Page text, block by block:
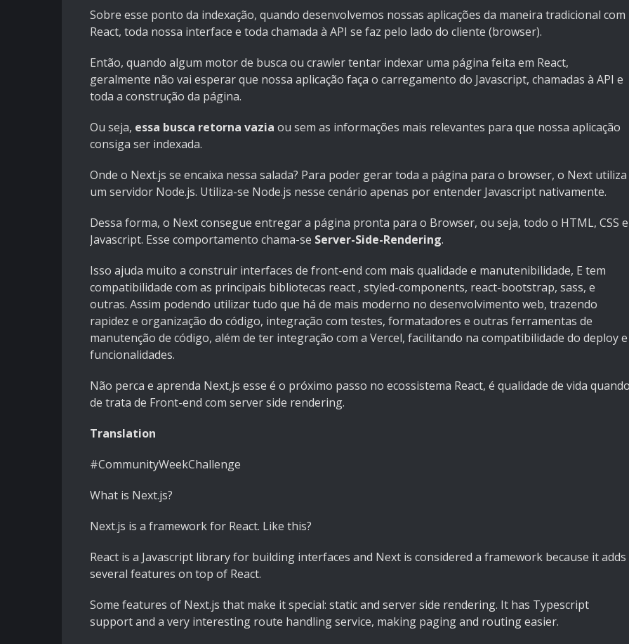
Sobre esse ponto da indexação, quando desenvolvemos nossas aplicações da maneira tradicional com
React, toda nossa interface e toda chamada à API se faz pelo lado do cliente (browser).
Então, quando algum motor de busca ou crawler tentar indexar uma página feita em React,
geralmente não vai esperar que nossa aplicação faça o carregamento do Javascript, chamadas à API e
toda a construção da página.
Ou seja, essa busca retorna vazia ou sem as informações mais relevantes para que nossa aplicação
consiga ser indexada.
Onde o Next.js se encaixa nessa salada? Para poder gerar toda a página para o browser, o Next utiliza
um servidor Node.js. Utiliza-se Node.js nesse cenário apenas por entender Javascript nativamente.
Dessa forma, o Next consegue entregar a página pronta para o Browser, ou seja, todo o HTML, CSS e
Javascript. Esse comportamento chama-se Server-Side-Rendering.
Isso ajuda muito a construir interfaces de front-end com mais qualidade e manutenibilidade, E tem
compatibilidade com as principais bibliotecas react , styled-components, react-bootstrap, sass, e
outras. Assim podendo utilizar tudo que há de mais moderno no desenvolvimento web, trazendo
rapidez e organização do código, integração com testes, formatadores e outras ferramentas de
manutenção de código, além de ter integração com a Vercel, facilitando na compatibilidade do deploy e
funcionalidades.
Não perca e aprenda Next,js esse é o próximo passo no ecossistema React, é qualidade de vida
de trata de Front-end com server side rendering.
Translation
#CommunityWeekChallenge
What is Next.js?
Next.js is a framework for React. Like this?
React is a Javascript library for building interfaces and Next is considered a framework because it adds
several features on top of React.
Some features of Next.js that make it special: static and server side rendering. It has Typescript
support and a very interesting route handling service, making paging and routing easier.